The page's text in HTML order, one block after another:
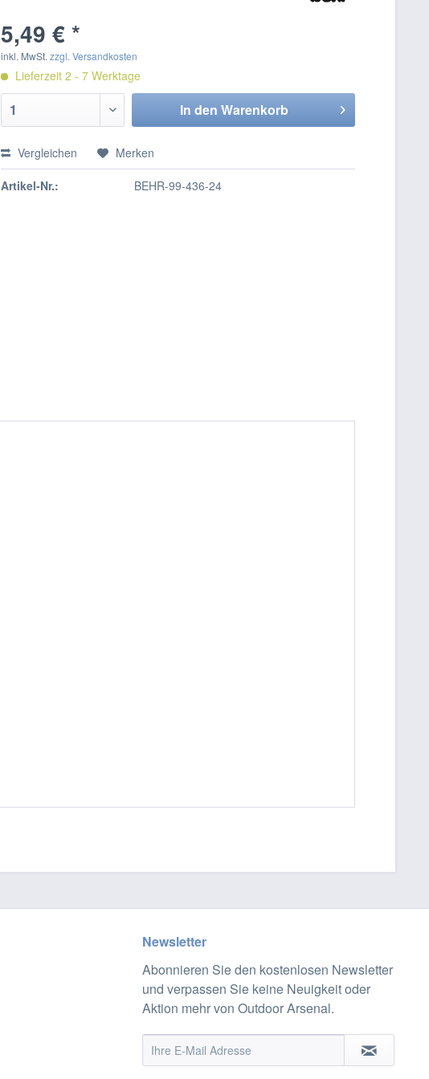
5,49 € *
inkl. MwSt.zzgl. Versandkosten
Lieferzeit 2 - 7 Werktage
In den Warenkorb
Vergleichen Merken
Artikel-Nr.: BEHR-99-436-24
Newsletter
Abonnieren Sie den kostenlosen Newsletter
und verpassen Sie keine Neuigkeit oder
Aktion mehr von Outdoor Arsenal.